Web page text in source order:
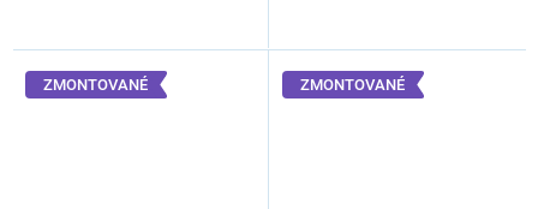
ZMONTOVANÉ ZMONTOVANÉ